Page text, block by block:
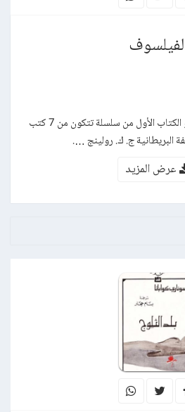
هاري بوتر وحجر الفلسوف هو الكتاب الأول من سلسلة تتكون من 7 كتب
البريطانية ج. ك. رولينج ….
عرض المزيد